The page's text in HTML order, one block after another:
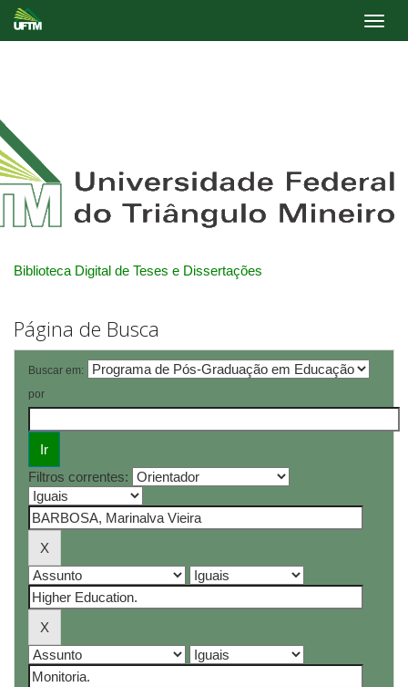
Biblioteca Digital de Teses e Dissertações
Página de Busca
Buscar em:
por
Filtros correntes: